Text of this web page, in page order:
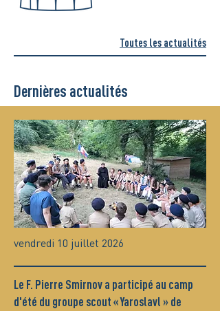
Toutes les actualités
Dernières actualités
vendredi 10 juillet 2026
Le F. Pierre Smirnov a participé au camp
d'été du groupe scout « Yaroslavl » de